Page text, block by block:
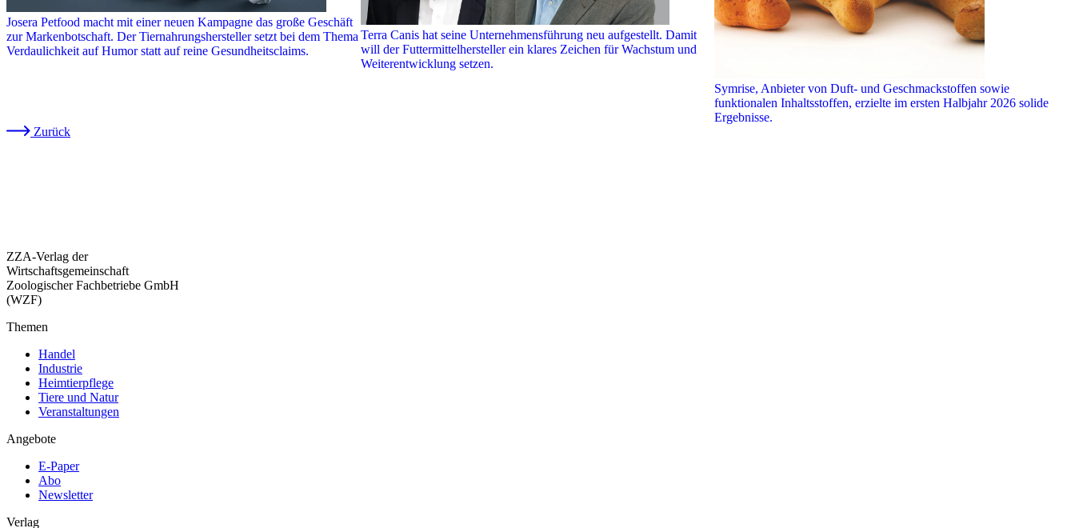
Josera Petfood macht mit einer neuen Kampagne das große Geschäft
zur Markenbotschaft. Der Tiernahrungshersteller setzt bei dem Thema
Verdaulichkeit auf Humor statt auf reine Gesundheitsclaims.
Terra Canis hat seine Unternehmensführung neu aufgestellt. Damit
will der Futtermittelhersteller ein klares Zeichen für Wachstum und
Weiterentwicklung setzen.
Symrise, Anbieter von Duft- und Geschmackstoffen sowie
funktionalen Inhaltsstoffen, erzielte im ersten Halbjahr 2026 solide
Ergebnisse.
Zurück
ZZA-Verlag der
Wirtschaftsgemeinschaft
Zoologischer Fachbetriebe GmbH
(WZF)
Themen
Handel
Industrie
Heimtierpflege
Tiere und Natur
Veranstaltungen
Angebote
E-Paper
Abo
Newsletter
Verlag